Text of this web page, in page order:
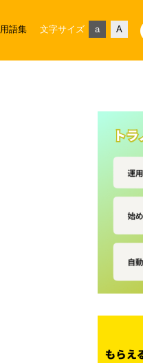
用語集 文字サイズ a A